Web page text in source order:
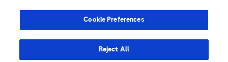
hendelse, se www.accu-chek.no.
© 2025, Roche. Alle rettigheter forbeholdt.
Roche Diagnostics Norge AS • Brynsengfaret 6B, Postboks 6610
Etterstad, 0607 • E-post: no.accuchek@roche.com • Telefon: 21 400
Cookie Preferences
Reject All